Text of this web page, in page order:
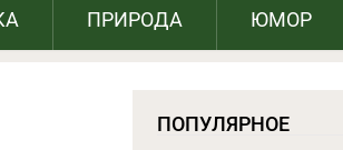
ПРИРОДА ЮМОР
ПОПУЛЯРНОЕ